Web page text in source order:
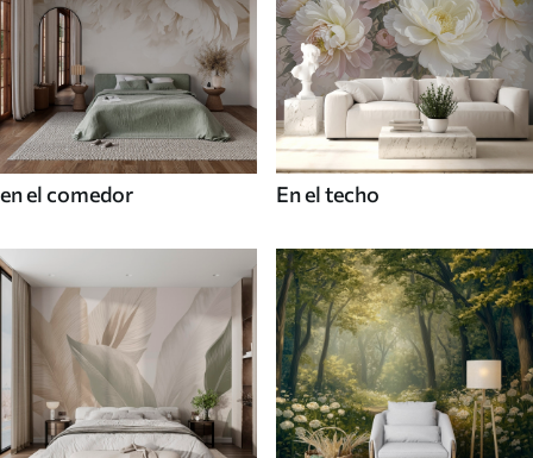
en el comedor En el techo